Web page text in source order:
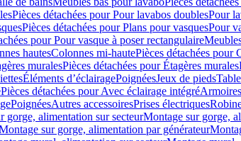
Pièces détachées pour Pour lavabos doublesPour
Pièces détachées pour Plans pour vasquesPour
pour Pour vasque à poser rectangulaire
hautesColonnes mi-hautePièces détachées pour
muralesPièces détachées pour Étagères murales
Éléments d’éclairagePoignéesJeux de pieds
Pièces détachées pour Avec éclairage intégré
PoignéesAutres accessoiresPrises électriques
gorge, alimentation sur secteurMontage sur gorge,
sur gorge, alimentation par générateur